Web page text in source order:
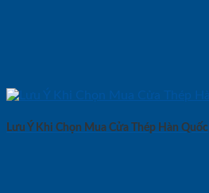
Lưu Ý Khi Chọn Mua Cửa Thép Hàn Quốc